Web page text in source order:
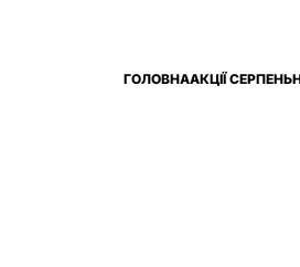
ГОЛОВНААКЦІЇ СЕРПЕНЬ